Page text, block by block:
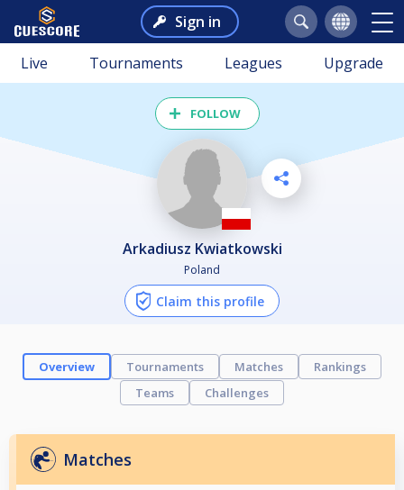
Sign in
Live Tournaments Leagues Upgrade
FOLLOW
Arkadiusz Kwiatkowski
Poland
Claim this profile
Overview Tournaments Matches
Rankings
Teams
Challenges
Matches